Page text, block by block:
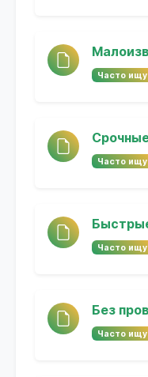
Часто
Часто
Часто
Без
Часто